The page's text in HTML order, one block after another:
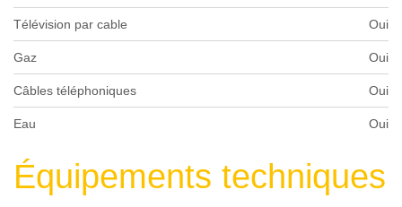
Télévision par cable Oui
Gaz Oui
Câbles téléphoniques Oui
Eau Oui
Équipements techniques